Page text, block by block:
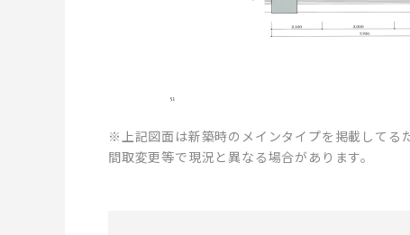
※上記図面は新築時のメインタイプを掲載してる
間取変更等で現況と異なる場合があります。